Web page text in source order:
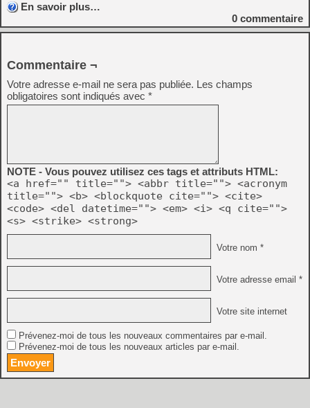
En savoir plus…
0 commentaire
Commentaire ¬
Votre adresse e-mail ne sera pas publiée. Les champs
obligatoires sont indiqués avec *
NOTE - Vous pouvez utilisez ces tags et attributs HTML:
<a href="" title=""> <abbr title=""> <acronym
title=""> <b> <blockquote cite=""> <cite>
<code> <del datetime=""> <em> <i> <q cite="">
<s> <strike> <strong>
Votre nom *
Votre adresse email *
Votre site internet
Prévenez-moi de tous les nouveaux commentaires par e-mail.
Prévenez-moi de tous les nouveaux articles par e-mail.